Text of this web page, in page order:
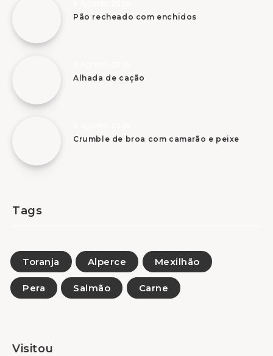
Pão recheado com enchidos
Alhada de cação
Crumble de broa com camarão e peixe
Tags
Toranja Alperce Mexilhão
Pera Salmão Carne
Visitou